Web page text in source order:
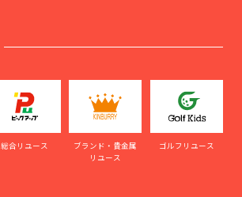
総合リユース
ブランド・貴金属
リユース
ゴルフリユース